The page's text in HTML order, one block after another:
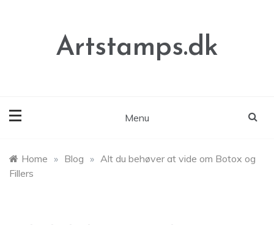
Artstamps.dk
Menu
Home » Blog » Alt du behøver at vide om Botox og
Fillers